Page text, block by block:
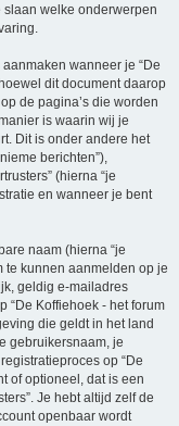
slaan welke onderwerpen
wanneer je “De
dit document daarop
de pagina’s die worden
is waarin wij je
Dit is onder andere het
berichten”),
(hierna “je
en wanneer je bent
naam (hierna “je
te kunnen aanmelden op je
geldig e-mailadres
“De Koffiehoek - het forum
die geldt in het land
gebruikersnaam, je
op “De
of optioneel, dat is een
Je hebt altijd zelf de
openbaar wordt